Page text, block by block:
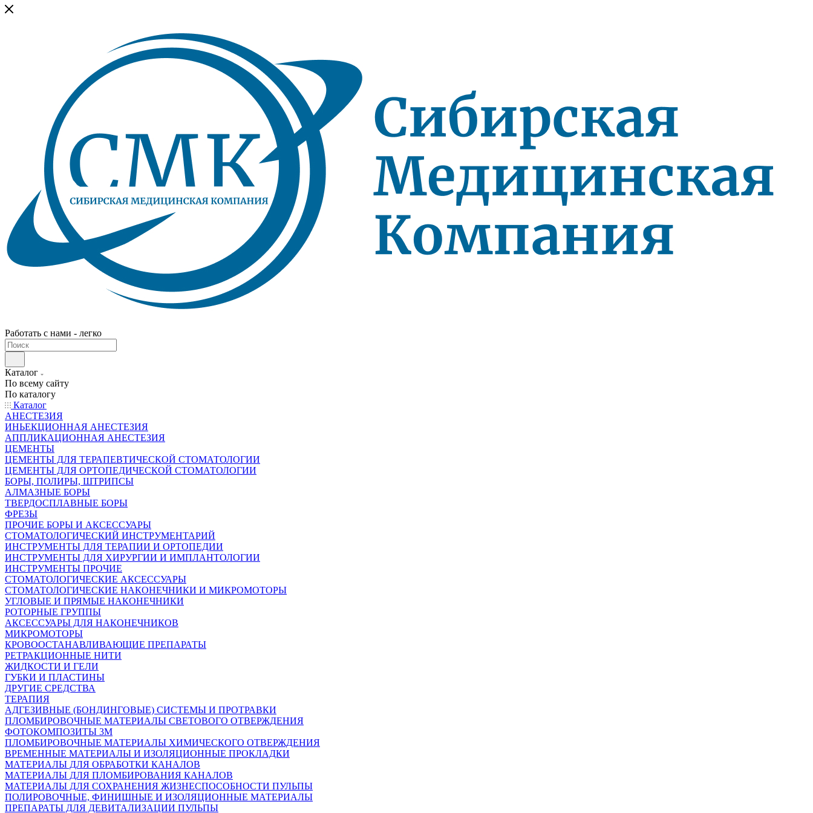
Работать с нами - легко
Каталог
По всему сайту
По каталогу
Каталог
АНЕСТЕЗИЯ
ИНЬЕКЦИОННАЯ АНЕСТЕЗИЯ
АППЛИКАЦИОННАЯ АНЕСТЕЗИЯ
ЦЕМЕНТЫ
ЦЕМЕНТЫ ДЛЯ ТЕРАПЕВТИЧЕСКОЙ СТОМАТОЛОГИИ
ЦЕМЕНТЫ ДЛЯ ОРТОПЕДИЧЕСКОЙ СТОМАТОЛОГИИ
БОРЫ, ПОЛИРЫ, ШТРИПСЫ
АЛМАЗНЫЕ БОРЫ
ТВЕРДОСПЛАВНЫЕ БОРЫ
ФРЕЗЫ
ПРОЧИЕ БОРЫ И АКСЕССУАРЫ
СТОМАТОЛОГИЧЕСКИЙ ИНСТРУМЕНТАРИЙ
ИНСТРУМЕНТЫ ДЛЯ ТЕРАПИИ И ОРТОПЕДИИ
ИНСТРУМЕНТЫ ДЛЯ ХИРУРГИИ И ИМПЛАНТОЛОГИИ
ИНСТРУМЕНТЫ ПРОЧИЕ
СТОМАТОЛОГИЧЕСКИЕ АКСЕССУАРЫ
СТОМАТОЛОГИЧЕСКИЕ НАКОНЕЧНИКИ И МИКРОМОТОРЫ
УГЛОВЫЕ И ПРЯМЫЕ НАКОНЕЧНИКИ
РОТОРНЫЕ ГРУППЫ
АКСЕССУАРЫ ДЛЯ НАКОНЕЧНИКОВ
МИКРОМОТОРЫ
КРОВООСТАНАВЛИВАЮЩИЕ ПРЕПАРАТЫ
РЕТРАКЦИОННЫЕ НИТИ
ЖИДКОСТИ И ГЕЛИ
ГУБКИ И ПЛАСТИНЫ
ДРУГИЕ СРЕДСТВА
ТЕРАПИЯ
АДГЕЗИВНЫЕ (БОНДИНГОВЫЕ) СИСТЕМЫ И ПРОТРАВКИ
ПЛОМБИРОВОЧНЫЕ МАТЕРИАЛЫ СВЕТОВОГО ОТВЕРЖДЕНИЯ
ФОТОКОМПОЗИТЫ 3М
ПЛОМБИРОВОЧНЫЕ МАТЕРИАЛЫ ХИМИЧЕСКОГО ОТВЕРЖДЕНИЯ
ВРЕМЕННЫЕ МАТЕРИАЛЫ И ИЗОЛЯЦИОННЫЕ ПРОКЛАДКИ
МАТЕРИАЛЫ ДЛЯ ОБРАБОТКИ КАНАЛОВ
МАТЕРИАЛЫ ДЛЯ ПЛОМБИРОВАНИЯ КАНАЛОВ
МАТЕРИАЛЫ ДЛЯ СОХРАНЕНИЯ ЖИЗНЕСПОСОБНОСТИ ПУЛЬПЫ
ПОЛИРОВОЧНЫЕ, ФИНИШНЫЕ И ИЗОЛЯЦИОННЫЕ МАТЕРИАЛЫ
ПРЕПАРАТЫ ДЛЯ ДЕВИТАЛИЗАЦИИ ПУЛЬПЫ